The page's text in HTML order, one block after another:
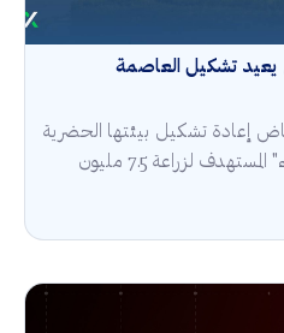
يعيد تشكيل العاصمة
إعادة تشكيل بيئتها الحضرية
ضمن مشروع "الرياض الخضراء" المستهدف لزراعة 7.5 مليون